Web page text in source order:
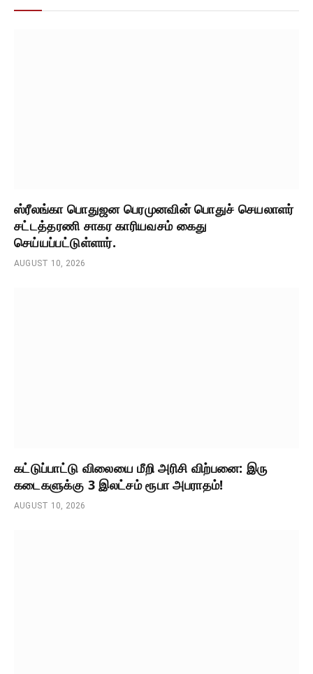
ஸ்ரீலங்கா பொதுஜன பெரமுனவின் பொதுச் செயலாளர்
சட்டத்தரணி சாகர காரியவசம் கைது
செய்யப்பட்டுள்ளார்.
AUGUST 10, 2026
கட்டுப்பாட்டு விலையை மீறி அரிசி விற்பனை: இரு
கடைகளுக்கு 3 இலட்சம் ரூபா அபராதம்!
AUGUST 10, 2026